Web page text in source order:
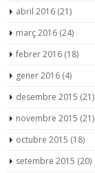
abril 2016 (21)
març 2016 (24)
febrer 2016 (18)
gener 2016 (4)
desembre 2015 (21)
novembre 2015 (21)
octubre 2015 (18)
setembre 2015 (20)